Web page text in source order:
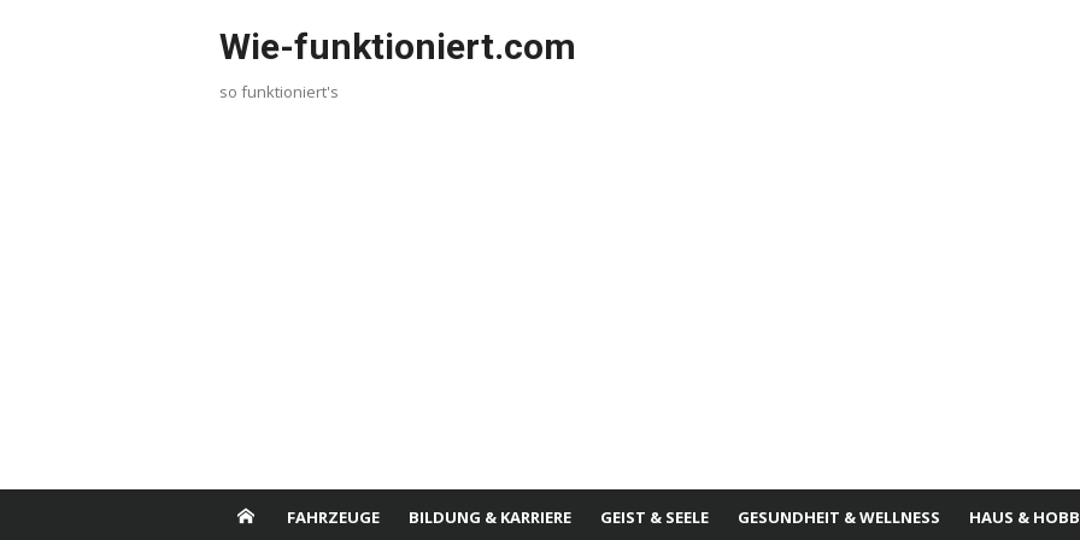
Wie-funktioniert.com
so funktioniert's
FAHRZEUGE BILDUNG & KARRIERE GEIST & SEELE GESUNDHEIT & WELLNESS HAUS &